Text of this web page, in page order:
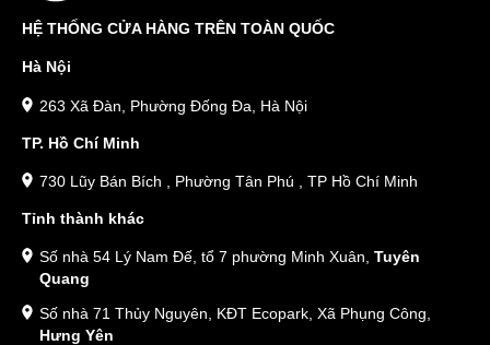
HỆ THỐNG CỬA HÀNG TRÊN TOÀN QUỐC
Hà Nội
263 Xã Đàn, Phường Đống Đa, Hà Nội
TP. Hồ Chí Minh
730 Lũy Bán Bích , Phường Tân Phú , TP Hồ Chí Minh
Tỉnh thành khác
Số nhà 54 Lý Nam Đế, tổ 7 phường Minh Xuân, Tuyên
Quang
Số nhà 71 Thủy Nguyên, KĐT Ecopark, Xã Phụng Công,
Hưng Yên